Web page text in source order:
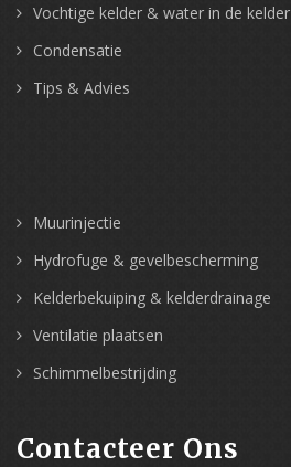
Vochtige kelder & water in de kelder
Condensatie
Tips & Advies
Muurinjectie
Hydrofuge & gevelbescherming
Kelderbekuiping & kelderdrainage
Ventilatie plaatsen
Schimmelbestrijding
Contacteer Ons